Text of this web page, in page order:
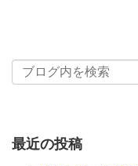
最近の投稿